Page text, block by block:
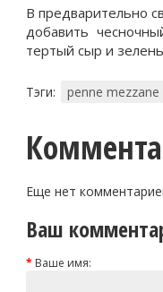
В предварительно
добавить
тертый сыр и
Тэги: penne mezzane
Еще нет
Ваш
Ваше имя: